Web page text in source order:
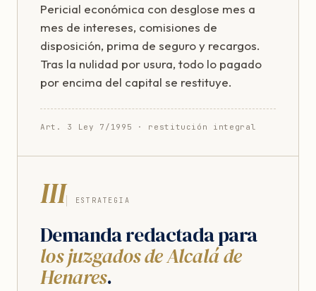
Pericial económica con desglose mes a
mes de intereses, comisiones de
disposición, prima de seguro y recargos.
Tras la nulidad por usura, todo lo pagado
por encima del capital se restituye.
Art. 3 Ley 7/1995 · restitución integral
III ESTRATEGIA
Demanda redactada para
los juzgados de Alcalá de
Henares.